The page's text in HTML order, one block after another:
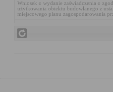
Wniosek o wydanie zaświadczenia o
użytkowania obiektu budowlanego z
miejscowego planu zagospodarowania